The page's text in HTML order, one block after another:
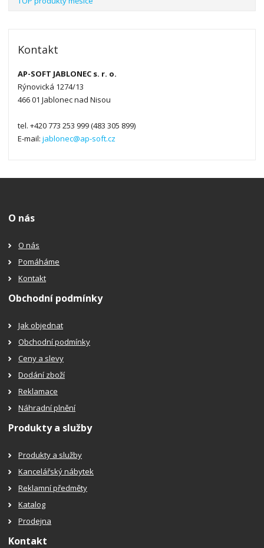
Kontakt
AP-SOFT JABLONEC s. r. o.
Rýnovická 1274/13
466 01 Jablonec nad Nisou
tel. +420 773 253 999 (483 305 899)
E-mail:jablonec@ap-soft.cz
O nás
O nás
Pomáháme
Kontakt
Obchodní podmínky
Jak objednat
Obchodní podmínky
Ceny a slevy
Dodání zboží
Reklamace
Náhradní plnění
Produkty a služby
Produkty a služby
Kancelářský nábytek
Reklamní předměty
Katalog
Prodejna
Kontakt